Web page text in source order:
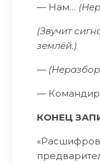
— Нам…
(Звучит
землёй.)
—
—
КОНЕЦ